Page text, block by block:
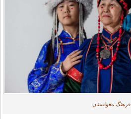
فرهنگ مغولستان